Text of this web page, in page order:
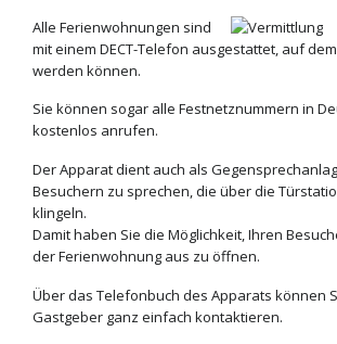
Alle Ferienwohnungen sind
mit einem DECT-Telefon ausgestattet, auf
werden können.
Sie können sogar alle Festnetznummern in
kostenlos anrufen.
Der Apparat dient auch als
Besuchern zu sprechen, die über die
klingeln.
Damit haben Sie die Möglichkeit, Ihren
der Ferienwohnung aus zu öffnen.
Über das Telefonbuch des Apparats können
Gastgeber ganz einfach kontaktieren.